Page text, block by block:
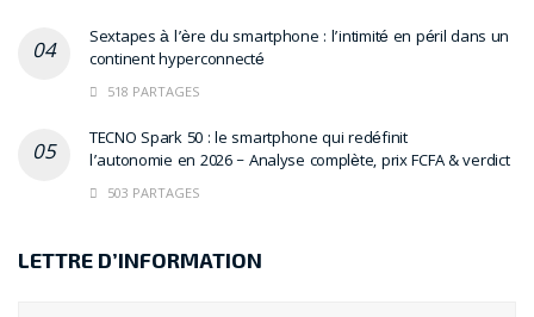
Sextapes à l’ère du smartphone : l’intimité en péril dans un
continent hyperconnecté
518 PARTAGES
TECNO Spark 50 : le smartphone qui redéfinit
l’autonomie en 2026 – Analyse complète, prix FCFA & verdict
503 PARTAGES
LETTRE D’INFORMATION